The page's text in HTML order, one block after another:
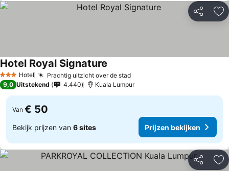
Delen
3 SterrenHotel Prachtig uitzicht over de stad
Hotel Royal Signature
9,0 Uitstekend 4.440 Kuala Lumpur
Van € 50
Bekijk prijzen van 6 sites Prijzen bekijken
Delen